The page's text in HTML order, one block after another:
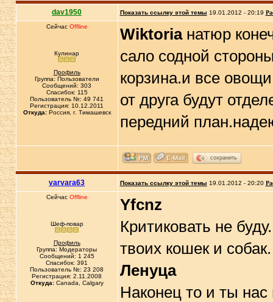
dav1950 Показать ссылку этой темы 19.01.2012 - 20:19
Сейчас Offline
Кулинар
Профиль
Группа: Пользователи
Сообщений: 303
Спасибок: 115
Пользователь №: 49 741
Регистрация: 10.12.2011
Откуда:Россия, г. Тимашевск
Wiktoriaнатюр
сало содной
корзина.и все овощи
от друга будут
передний
сохранить
varvara63 Показать ссылку этой темы 19.01.2012 - 20:20
Сейчас Offline
Шеф-повар
Профиль
Группа: Модераторы
Сообщений: 1 245
Спасибок: 391
Пользователь №: 23 208
Регистрация: 2.11.2008
Откуда:Canada, Calgary
Yfcnz
Критиковать не
твоих кошек и собак.
Ленуца
Наконец то и ты